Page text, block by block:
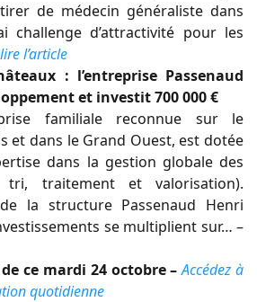
de médecin généraliste dans
challenge d’attractivité pour les
l’article
: l’entreprise Passenaud
et investit 700 000 €
familiale reconnue sur le
et dans le Grand Ouest, est dotée
dans la gestion globale des
tri, traitement et valorisation).
la structure Passenaud Henri
se multiplient sur… –
ce mardi 24 octobre –Accédez à
quotidienne